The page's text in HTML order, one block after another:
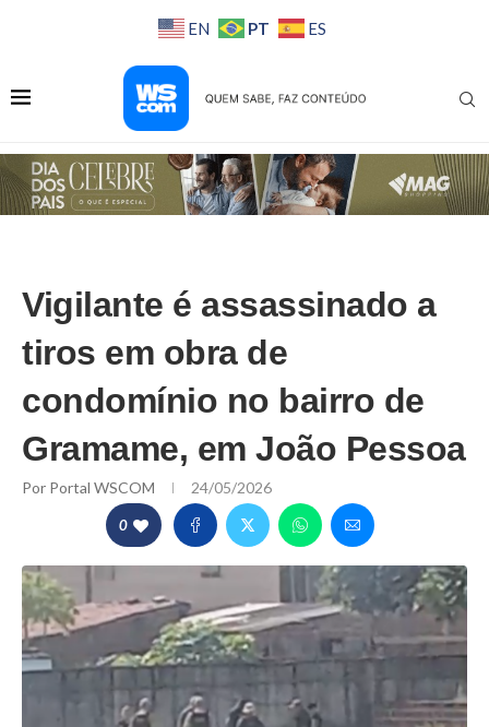
EN PT ES
Vigilante é assassinado a
tiros em obra de
condomínio no bairro de
Gramame, em João Pessoa
Por Portal WSCOM 24/05/2026
0